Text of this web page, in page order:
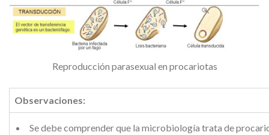
Reproducción parasexual en procariotas
Observaciones:
Se debe comprender que la microbiología trata de